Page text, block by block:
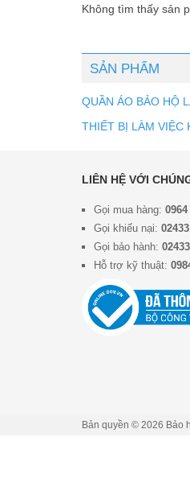
Không tìm thấy sản
SẢN PHẨM
QUẦN ÁO BẢO HỘ
THIẾT BỊ LÀM VIỆC
LIÊN HỆ VỚI
Gọi mua hàng:
Gọi khiếu nại:
Gọi bảo hành:
Hỗ trợ kỹ thuật:
Bản quyền © 2026 Bảo